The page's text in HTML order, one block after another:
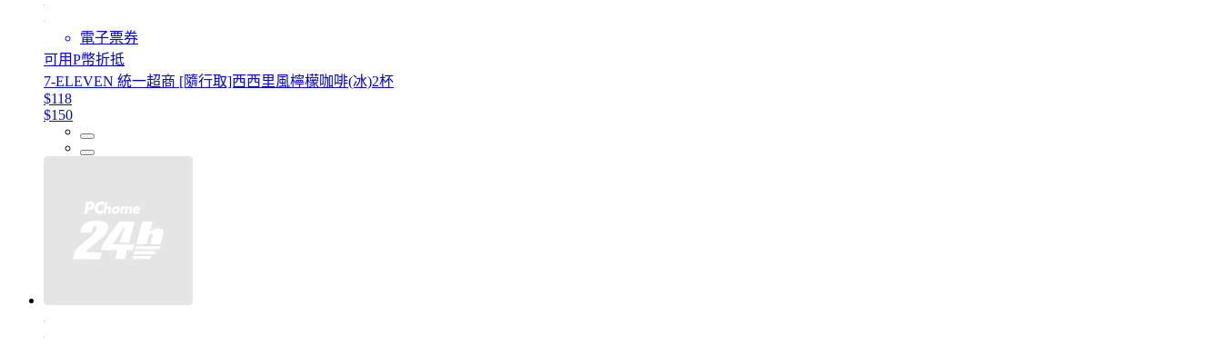
電子票券
可用P幣折抵
7-ELEVEN 統一超商 [隨行取]西西里風檸檬咖啡(冰)2杯
$118
$150